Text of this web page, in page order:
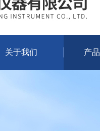
关于我们 产